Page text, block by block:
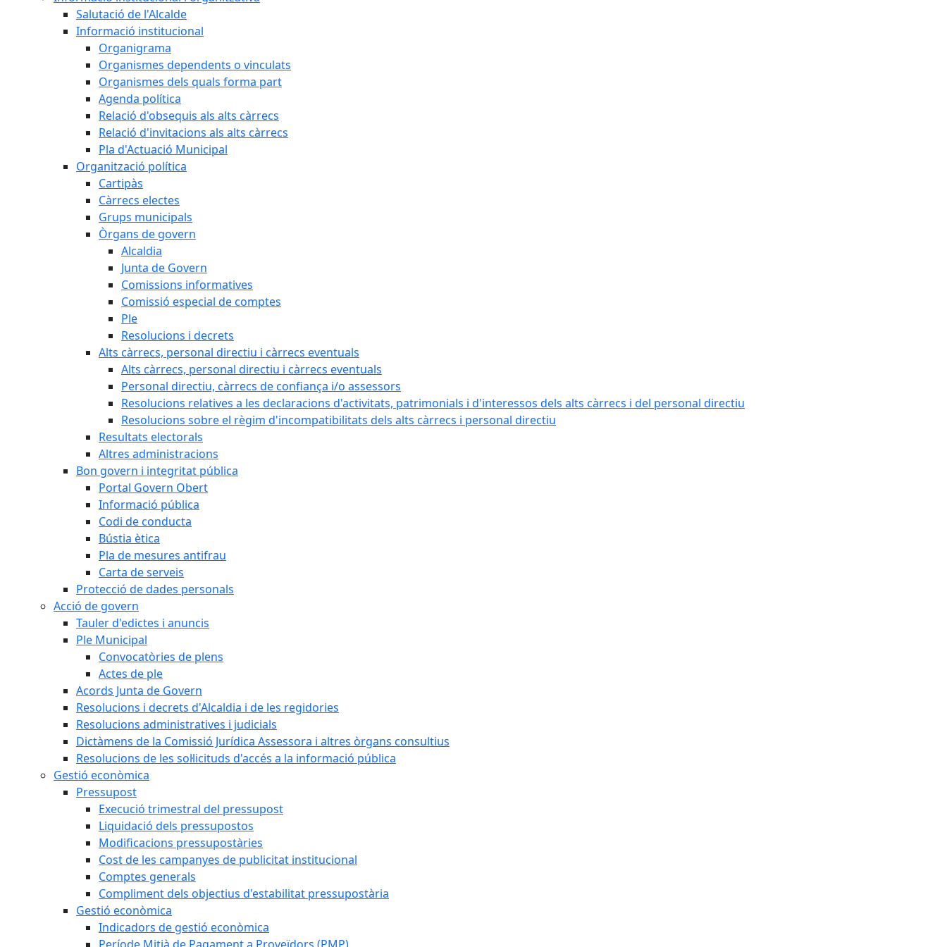
Salutació de l'Alcalde
Informació institucional
Organigrama
Organismes dependents o vinculats
Organismes dels quals forma part
Agenda política
Relació d'obsequis als alts càrrecs
Relació d'invitacions als alts càrrecs
Pla d'Actuació Municipal
Organització política
Cartipàs
Càrrecs electes
Grups municipals
Òrgans de govern
Alcaldia
Junta de Govern
Comissions informatives
Comissió especial de comptes
Ple
Resolucions i decrets
Alts càrrecs, personal directiu i càrrecs eventuals
Alts càrrecs, personal directiu i càrrecs eventuals
Personal directiu, càrrecs de confiança i/o assessors
Resolucions relatives a les declaracions d'activitats, patrimonials i d'interessos dels alts càrrecs i del personal directiu
Resolucions sobre el règim d'incompatibilitats dels alts càrrecs i personal directiu
Resultats electorals
Altres administracions
Bon govern i integritat pública
Portal Govern Obert
Informació pública
Codi de conducta
Bústia ètica
Pla de mesures antifrau
Carta de serveis
Protecció de dades personals
Acció de govern
Tauler d'edictes i anuncis
Ple Municipal
Convocatòries de plens
Actes de ple
Acords Junta de Govern
Resolucions i decrets d'Alcaldia i de les regidories
Resolucions administratives i judicials
Dictàmens de la Comissió Jurídica Assessora i altres òrgans consultius
Resolucions de les sol·licituds d'accés a la informació pública
Gestió econòmica
Pressupost
Execució trimestral del pressupost
Liquidació dels pressupostos
Modificacions pressupostàries
Cost de les campanyes de publicitat institucional
Comptes generals
Compliment dels objectius d'estabilitat pressupostària
Gestió econòmica
Indicadors de gestió econòmica